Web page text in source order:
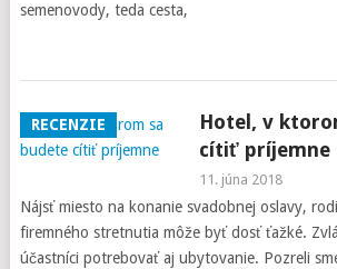
semenovody, teda cesta,
RECENZIE
Hotel, v
cítiť príjemne
11. júna 2018
Nájsť miesto na konanie svadobnej oslavy,
firemného stretnutia môže byť dosť ťažké.
účastníci potrebovať aj ubytovanie. Pozreli